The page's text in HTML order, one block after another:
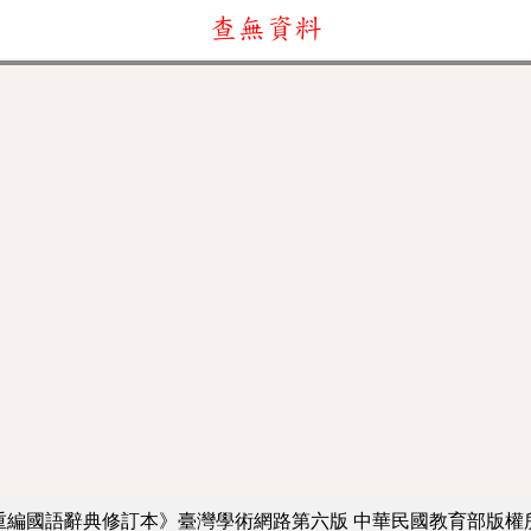
查無資料
編國語辭典修訂本》臺灣學術網路第六版 中華民國教育部版權